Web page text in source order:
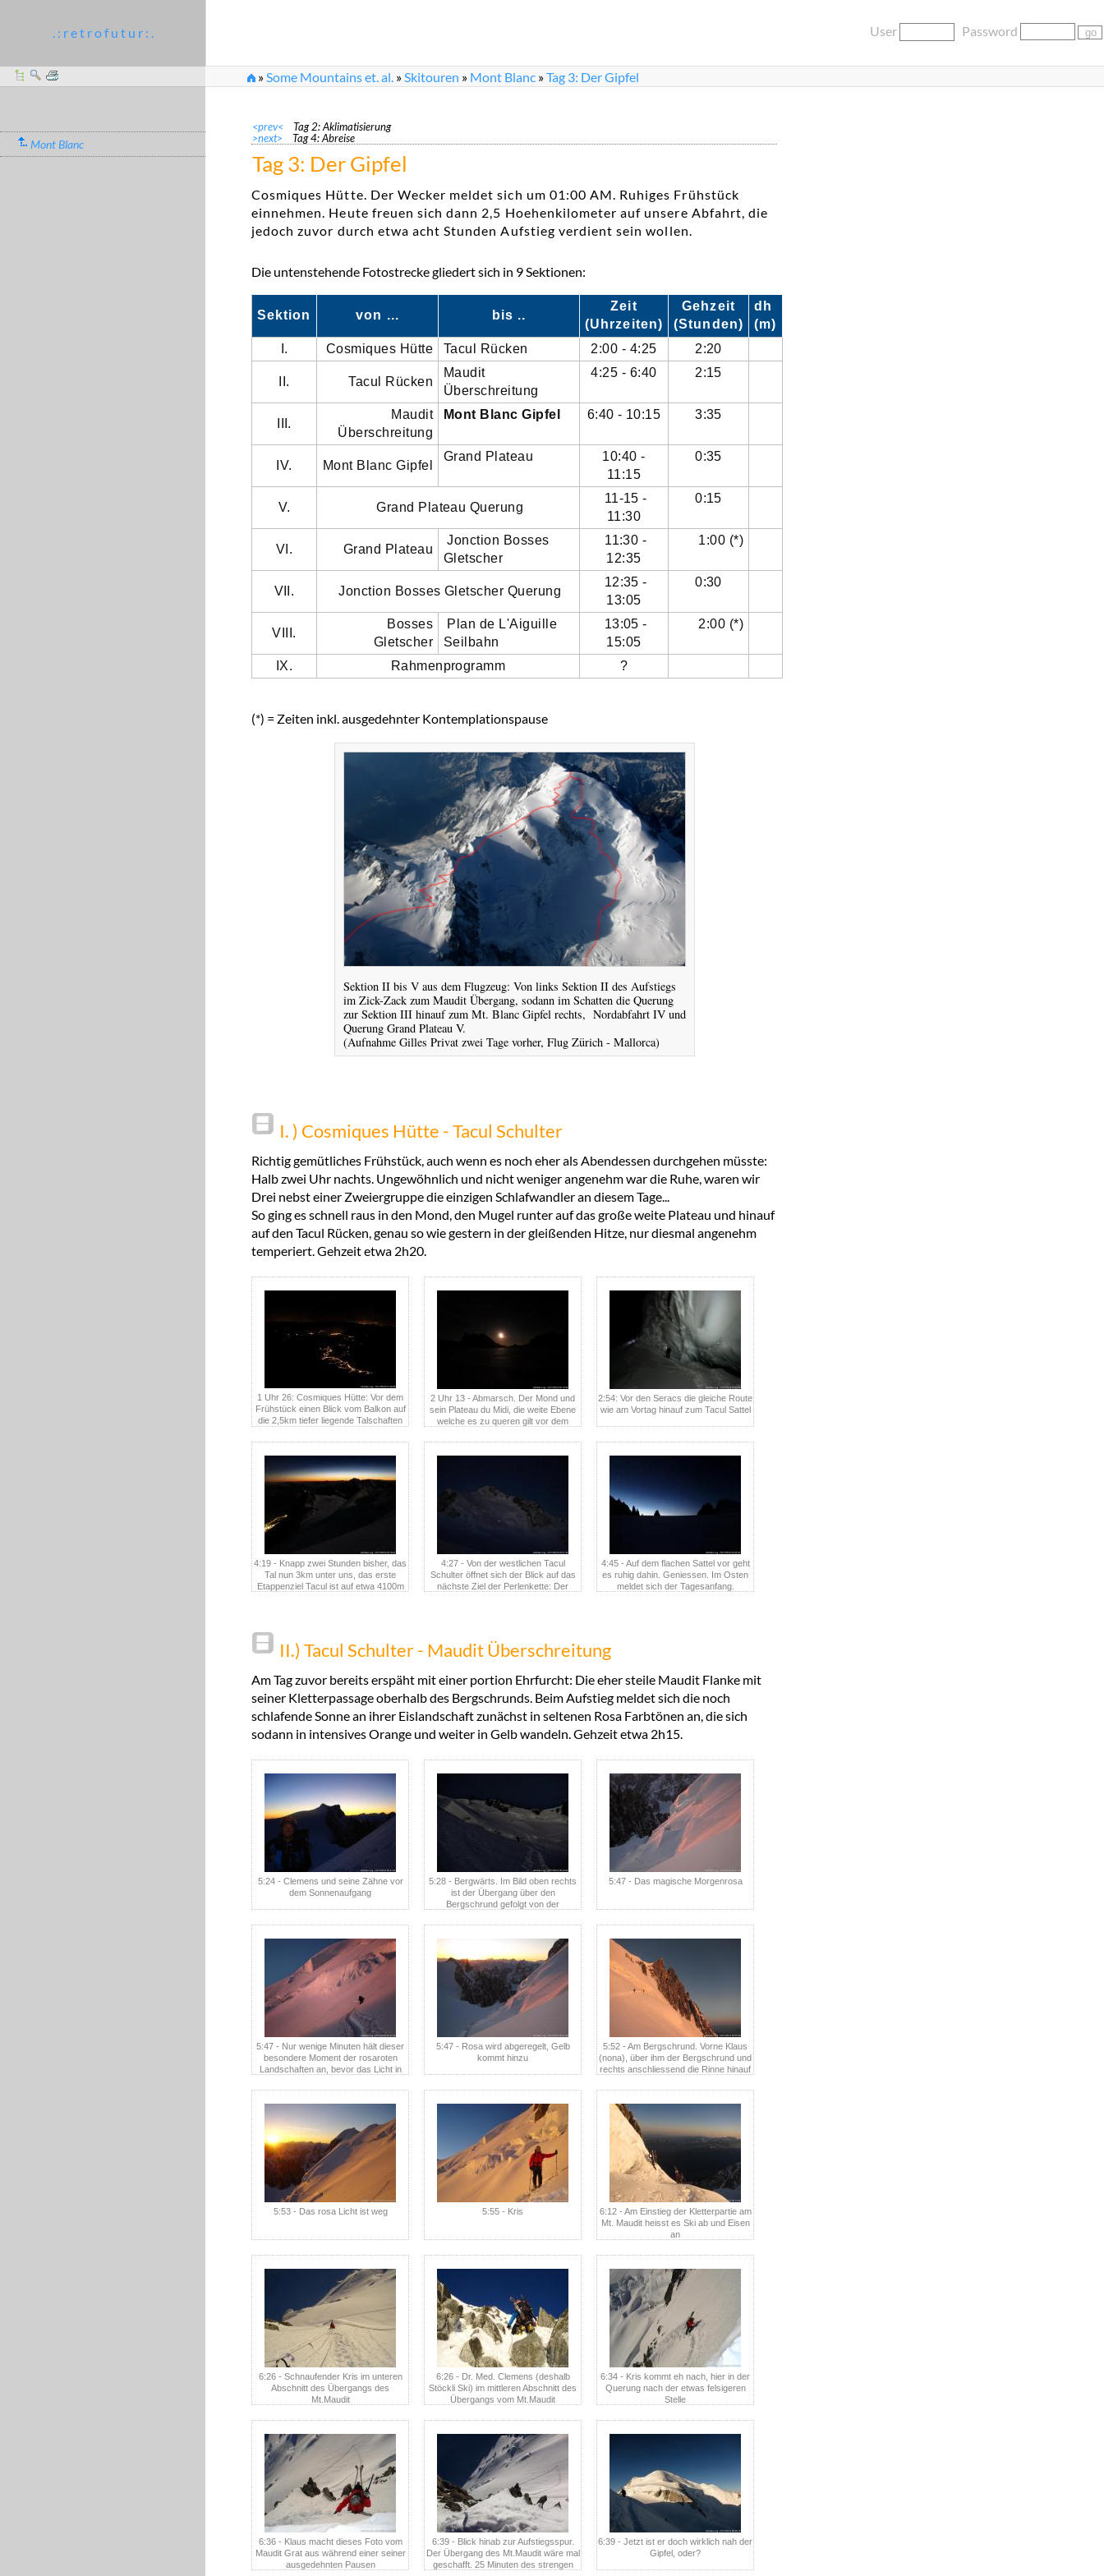
. : r e t r o f u t u r : . User Password
»Some Mountains et. al. »Skitouren » Mont Blanc »Tag 3: Der Gipfel
Mont Blanc
<prev< Tag 2: Aklimatisierung
>next> Tag 4: Abreise
Tag 3: Der Gipfel
Cosmiques Hütte. Der Wecker meldet sich um 01:00 AM. Ruhiges Frühstück
einnehmen. Heute freuen sich dann 2,5 Hoehenkilometer auf unsere Abfahrt, die
jedoch zuvor durch etwa acht Stunden Aufstieg verdient sein wollen.
Die untenstehende Fotostrecke gliedert sich in 9 Sektionen:
Sektion von ... bis ..
Zeit
(Uhrzeiten)
Gehzeit
(Stunden)
dh
(m)
I.
Cosmiques Hütte Tacul Rücken 2:00 - 4:25 2:20
II. Tacul Rücken
Maudit
Überschreitung
4:25 - 6:40 2:15
III.
Maudit
Überschreitung
Mont Blanc Gipfel 6:40 - 10:15 3:35
IV. Mont Blanc Gipfel
Grand Plateau
10:40 -
11:15
0:35
V. Grand Plateau Querung
11-15 -
11:30
0:15
VI. Grand Plateau
Jonction Bosses
Gletscher
11:30 -
12:35
1:00 (*)
VII. Jonction Bosses Gletscher Querung
12:35 -
13:05
0:30
VIII.
Bosses
Gletscher
Plan de L'Aiguille
Seilbahn
13:05 -
15:05
2:00 (*)
IX. Rahmenprogramm ?
(*) = Zeiten inkl. ausgedehnter Kontemplationspause
Sektion II bis V aus dem Flugzeug: Von links Sektion II des Aufstiegs
im Zick-Zack zum Maudit Übergang, sodann im Schatten die Querung
zur Sektion III hinauf zum Mt. Blanc Gipfel rechts, Nordabfahrt IV und
Querung Grand Plateau V.
(Aufnahme Gilles Privat zwei Tage vorher, Flug Zürich - Mallorca)
I. ) Cosmiques Hütte - Tacul Schulter
Richtig gemütliches Frühstück, auch wenn es noch eher als Abendessen durchgehen müsste:
Halb zwei Uhr nachts. Ungewöhnlich und nicht weniger angenehm war die Ruhe, waren wir
Drei nebst einer Zweiergruppe die einzigen Schlafwandler an diesem Tage...
So ging es schnell raus in den Mond, den Mugel runter auf das große weite Plateau und hinauf
auf den Tacul Rücken, genau so wie gestern in der gleißenden Hitze, nur diesmal angenehm
temperiert. Gehzeit etwa 2h20.
1 Uhr 26: Cosmiques Hütte: Vor dem
Frühstück einen Blick vom Balkon auf
die 2,5km tiefer liegende Talschaften
2 Uhr 13 - Abmarsch. Der Mond und
sein Plateau du Midi, die weite Ebene
welche es zu queren gilt vor dem
2:54: Vor den Seracs die gleiche Route
wie am Vortag hinauf zum Tacul Sattel
4:19 - Knapp zwei Stunden bisher, das
Tal nun 3km unter uns, das erste
Etappenziel Tacul ist auf etwa 4100m
4:27 - Von der westlichen Tacul
Schulter öffnet sich der Blick auf das
nächste Ziel der Perlenkette: Der
4:45 - Auf dem flachen Sattel vor geht
es ruhig dahin. Geniessen. Im Osten
meldet sich der Tagesanfang.
II.) Tacul Schulter - Maudit Überschreitung
Am Tag zuvor bereits erspäht mit einer portion Ehrfurcht: Die eher steile Maudit Flanke mit
seiner Kletterpassage oberhalb des Bergschrunds. Beim Aufstieg meldet sich die noch
schlafende Sonne an ihrer Eislandschaft zunächst in seltenen Rosa Farbtönen an, die sich
sodann in intensives Orange und weiter in Gelb wandeln. Gehzeit etwa 2h15.
5:24 - Clemens und seine Zähne vor
dem Sonnenaufgang
5:28 - Bergwärts. Im Bild oben rechts
ist der Übergang über den
Bergschrund gefolgt von der
erkennen
5:47 - Das magische Morgenrosa
5:47 - Nur wenige Minuten hält dieser
besondere Moment der rosaroten
Landschaften an, bevor das Licht in
5:47 - Rosa wird abgeregelt, Gelb
kommt hinzu
5:52 - Am Bergschrund. Vorne Klaus
(nona), über ihm der Bergschrund und
rechts anschliessend die Rinne hinauf
5:53 - Das rosa Licht ist weg 5:55 - Kris
6:12 - Am Einstieg der Kletterpartie am
Mt. Maudit heisst es Ski ab und Eisen
an
6:26 - Schnaufender Kris im unteren
Abschnitt des Übergangs des
Mt.Maudit
6:26 - Dr. Med. Clemens (deshalb
Stöckli Ski) im mittleren Abschnitt des
Übergangs vom Mt.Maudit
6:34 - Kris kommt eh nach, hier in der
Querung nach der etwas felsigeren
Stelle
6:36 - Klaus macht dieses Foto vom
Maudit Grat aus während einer seiner
ausgedehnten Pausen
6:39 - Blick hinab zur Aufstiegsspur.
Der Übergang des Mt.Maudit wäre mal
geschafft. 25 Minuten des strengen
6:39 - Jetzt ist er doch wirklich nah der
Gipfel, oder?